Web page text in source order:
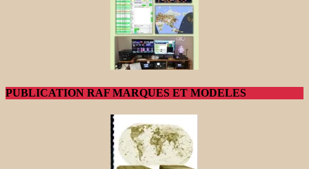
PUBLICATION RAF MARQUES ET MODELES